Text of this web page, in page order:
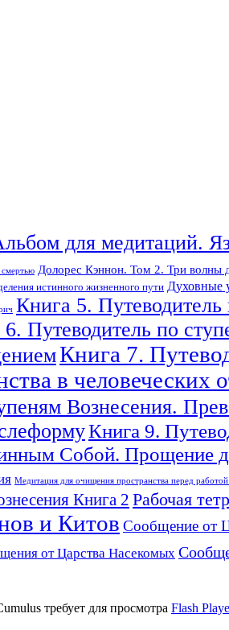
для медитаций.
Долорес Кэннон. Том 2. Три волны
истинного жизненного пути Духовные
Книга 5.
Путеводитель по
Книга 7.
в человеческих
Вознесения.
Книга 9.
Собой. Прощение
Медитация для очищения пространства перед
Книга 2 Рабочая
и Китов Сообщение от
от Царства Насекомых
требует для просмотра Flash